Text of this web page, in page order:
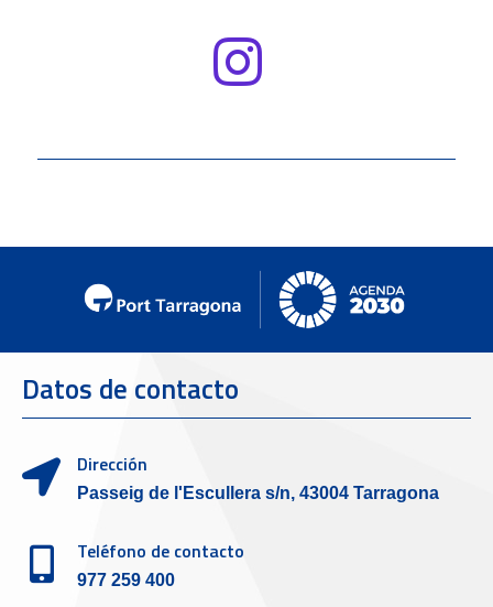
Datos de contacto
Dirección
Passeig de l'Escullera s/n, 43004 Tarragona
Teléfono de contacto
977 259 400